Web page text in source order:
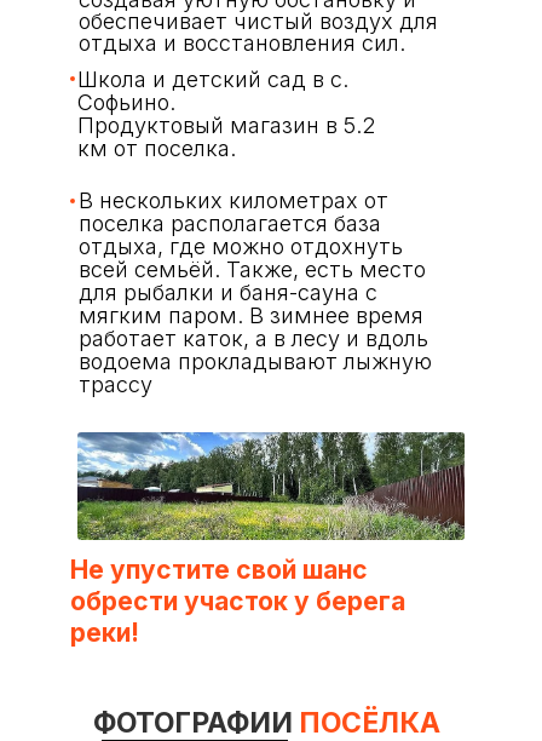
обеспечивает чистый воздух для
отдыха и восстановления сил.
В нескольких километрах от
поселка располагается база
отдыха, где можно отдохнуть
всей семьёй. Также, есть место
для рыбалки и баня-сауна с
мягким паром. В зимнее время
работает каток, а в лесу и вдоль
водоема прокладывают лыжную
трассу
Школа и детский сад в с.
Софьино.
Продуктовый магазин в 5.2
км от поселка.
Не упустите свой шанс
обрести участок у берега
реки!
ФОТОГРАФИИ ПОСЁЛКА